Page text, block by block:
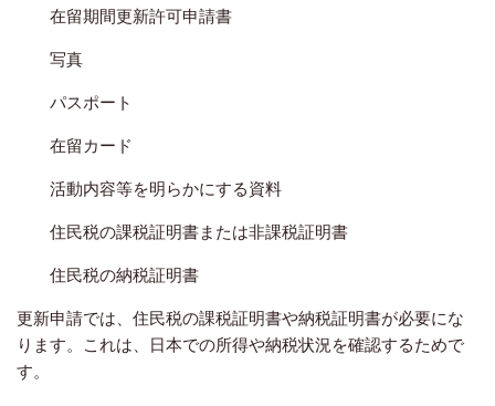
在留期間更新許可申請書
写真
パスポート
在留カード
活動内容等を明らかにする資料
住民税の課税証明書または非課税証明書
住民税の納税証明書
更新申請では、住民税の課税証明書や納税証明書が必要にな
ります。これは、日本での所得や納税状況を確認するためで
す。